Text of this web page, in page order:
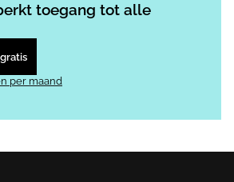
toegang tot alle
per maand